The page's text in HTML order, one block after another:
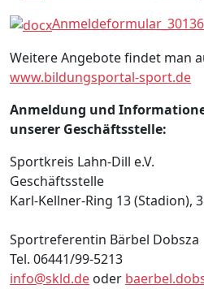
Weitere Angebote findet man
www.bildungsportal-sport.de
Anmeldung und
unserer Geschäftsstelle:
Sportkreis Lahn-Dill e.V.
Geschäftsstelle
Karl-Kellner-Ring 13 (Stadion),
Sportreferentin Bärbel Dobsza
Tel. 06441/99-5213
info@skld.de oder